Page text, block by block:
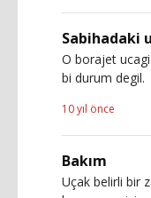
Sabihadaki
O borajet
bi durum degil.
10 yıl önce
Bakım
Uçak belirli bir